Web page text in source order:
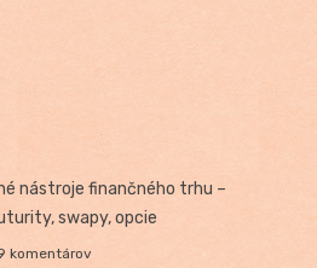
nástroje finančného trhu –
swapy, opcie
komentárov